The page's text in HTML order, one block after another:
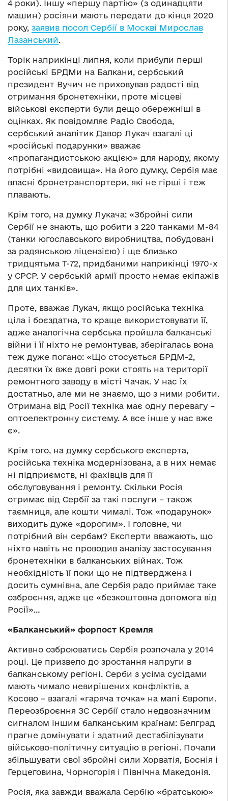
4 роки). Іншу «першу партію» (з одинадцяти
машин) росіяни мають передати до кінця 2020
року, заявив посол Сербії в Москві Мирослав
Лазанський.
Торік наприкінці липня, коли прибули перші
російські БРДМи на Балкани, сербський
президент Вучич не приховував радості від
отримання бронетехніки, проте місцеві
військові експерти були дещо обережніші в
оцінках. Як повідомляє Радіо Свобода,
сербський аналітик Давор Лукач взагалі ці
«російські подарунки» вважає
«пропагандистською акцією» для народу, якому
потрібні «видовища». На його думку, Сербія має
власні бронетранспортери, які не гірші і теж
плавають.
Крім того, на думку Лукача: «Збройні сили
Сербії не знають, що робити з 220 танками М-84
(танки югославського виробництва, побудовані
за радянською ліцензією) і ще близько
тридцятьма Т-72, придбаними наприкінці 1970-х
у СРСР. У сербській армії просто немає екіпажів
для цих танків».
Проте, вважає Лукач, якщо російська техніка
ціла і боєздатна, то краще використовувати її,
адже аналогічна сербська пройшла балканські
війни і її ніхто не ремонтував, зберігалась вона
теж дуже погано: «Що стосується БРДМ-2,
десятки їх вже довгі роки стоять на території
ремонтного заводу в місті Чачак. У нас їх
достатньо, але ми не знаємо, що з ними робити.
Отримана від Росії техніка має одну перевагу –
оптоелектронну систему. А все інше у нас вже
є».
Крім того, на думку сербського експерта,
російська техніка модернізована, а в них немає
ні підприємств, ні фахівців для її
обслуговування і ремонту. Скільки Росія
отримає від Сербії за такі послуги – також
таємниця, але кошти чималі. Тож «подарунок»
виходить дуже «дорогим». І головне, чи
потрібний він сербам? Експерти вважають, що
ніхто навіть не проводив аналізу застосування
бронетехніки в балканських війнах. Тож
необхідність її поки що не підтверджена і
досить сумнівна, але Сербія радо приймає таке
озброєння, адже це «безкоштовна допомога від
Росії»…
«Балканський» форпост Кремля
Активно озброюватись Сербія розпочала у 2014
році. Це призвело до зростання напруги в
балканському регіоні. Серби з усіма сусідами
мають чимало невирішених конфліктів, а
Косово – взагалі «гаряча точка» на мапі Європи.
Переозброєння ЗС Сербії стало недвозначним
сигналом іншим балканським країнам: Белград
прагне домінувати і здатний дестабілізувати
військово-політичну ситуацію в регіоні. Почали
збільшувати свої збройні сили Хорватія, Боснія і
Герцеговина, Чорногорія і Північна Македонія.
Росія, яка завжди вважала Сербію «братською»